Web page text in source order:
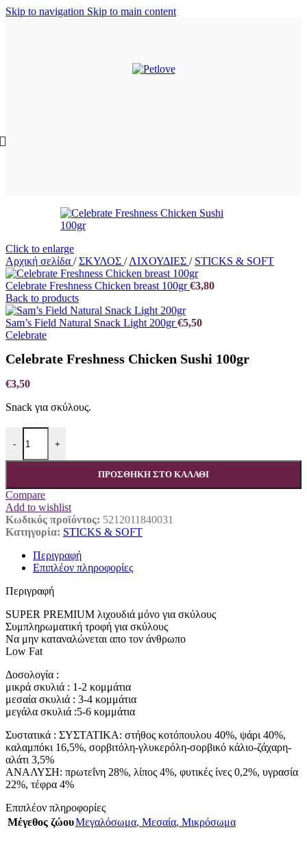
Skip to navigation Skip to main content
Click to enlarge
Αρχική σελίδα / ΣΚΥΛΟΣ / ΛΙΧΟΥΔΙΕΣ / STICKS & SOFT
Celebrate Freshness Chicken breast 100gr€3,80
Back to products
Sam’s Field Natural Snack Light 200gr€5,50
Celebrate
Celebrate Freshness Chicken Sushi 100gr
€3,50
Snack για σκύλους.
-
Celebrate Freshness Chicken Sushi 100gr ποσότητα
+
ΠΡΟΣΘΉΚΗ ΣΤΟ ΚΑΛΆΘΙ
Compare
Add to wishlist
Κωδικός προϊόντος: 5212011840031
Κατηγορία: STICKS & SOFT
Περιγραφή
Επιπλέον πληροφορίες
Περιγραφή
SUPER PREMIUM λιχουδιά μόνο για σκύλους
Συμπληρωματική τροφή για σκύλους
Να μην καταναλώνεται απο τον άνθρωπο
Low Fat
Δοσολογία :
μικρά σκυλιά : 1-2 κομμάτια
μεσαία σκυλιά : 3-4 κομμάτια
μεγάλα σκυλιά :5-6 κομμάτια
Συστατικά : ΣΥΣΤΑΤΙΚΑ: στήθος κοτόπουλου 40%, ψάρι 40%,
καλαμπόκι 16,5%, σορβιτόλη-γλυκερόλη-σορβικό κάλιο-ζάχαρη-
αλάτι 3,5%
ΑΝΑΛΥΣΗ: πρωτεΐνη 28%, λίπος 4%, φυτικές ίνες 0,2%, υγρασία
22%, τέφρα 4%
Επιπλέον πληροφορίες
Μέγεθος ζώουΜεγαλόσωμα, Μεσαία, Μικρόσωμα